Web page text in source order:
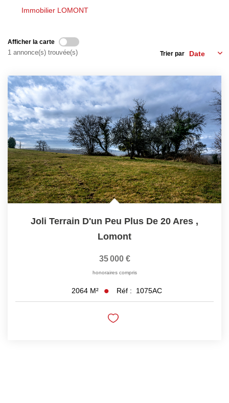
Estimer Votre Bien En Ligne
Consultez Nos Dernières Ventes
LOUER
Découvrez Nos Biens En Location
Confiez-Nous La Recherche De Votre Location
FAIRE GÉRER
NOTRE GROUPE
Immobilier LOMONT
Afficher la carte
1 annonce(s) trouvée(s) Trier par
Joli Terrain D'un Peu Plus De 20 Ares ,
Lomont
35 000 €
honoraires compris
2064 M² Réf : 1075AC